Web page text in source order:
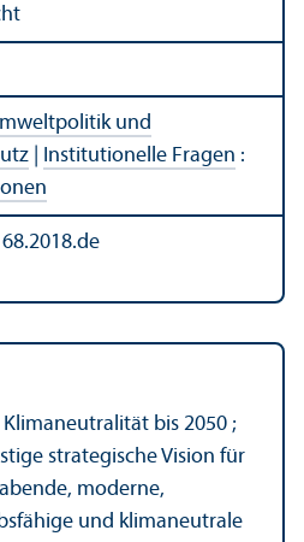
und
Institutionelle Fragen :
Klimaneutralität bis 2050 ;
strategische Vision für
moderne,
und klimaneutrale